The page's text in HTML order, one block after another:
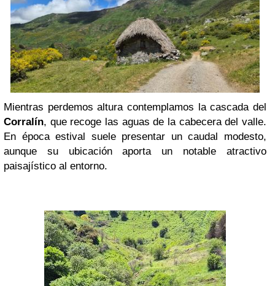
Mientras perdemos altura contemplamos la cascada del
Corralín, que recoge las aguas de la cabecera del valle.
En época estival suele presentar un caudal modesto,
aunque su ubicación aporta un notable atractivo
paisajístico al entorno.